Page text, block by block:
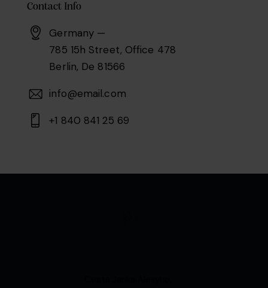
Contact Info
Germany —
785 15h Street, Office 478
Berlin, De 81566
info@email.com
+1 840 841 25 69